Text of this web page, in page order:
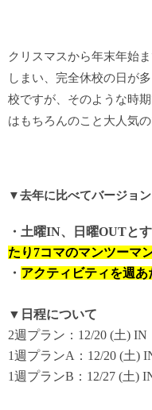
クリスマスから年末年始
しまい、完全休校の日が
校ですが、そのような時
はもちろんのこと大人気
▼去年に比べてバージョ
・土曜IN、日曜OUTと
たり 7コマのマンツーマ
・ アクティビティを週あ
▼日程について
2週プラン： 12/20 (土) IN
1週プランA ： 12/20 (土)
1週プランB ： 12/27 (土)